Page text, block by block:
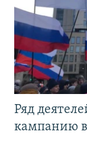
Ряд
кампанию